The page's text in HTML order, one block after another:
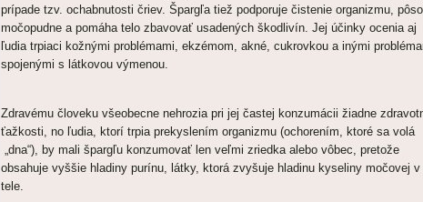
prípade tzv. ochabnutosti čriev. Špargľa tiež podporuje čistenie organizmu,
močopudne a pomáha telo zbavovať usadených škodlivín. Jej účinky ocenia aj
ľudia trpiaci kožnými problémami, ekzémom, akné, cukrovkou a inými
spojenými s látkovou výmenou.
Zdravému človeku všeobecne nehrozia pri jej častej konzumácii žiadne
ťažkosti, no ľudia, ktorí trpia prekyslením organizmu (ochorením, ktoré sa volá
„dna“), by mali špargľu konzumovať len veľmi zriedka alebo vôbec, pretože
obsahuje vyššie hladiny purínu, látky, ktorá zvyšuje hladinu kyseliny močovej v
tele.